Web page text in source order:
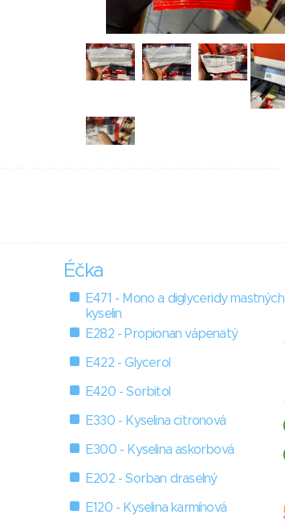
Éčka
E471 - Mono a diglyceridy mastných
kyselin
E282 - Propionan vápenatý
E422 - Glycerol
E420 - Sorbitol
E330 - Kyselina citronová
E300 - Kyselina askorbová
E202 - Sorban draselný
E120 - Kyselina karmínová